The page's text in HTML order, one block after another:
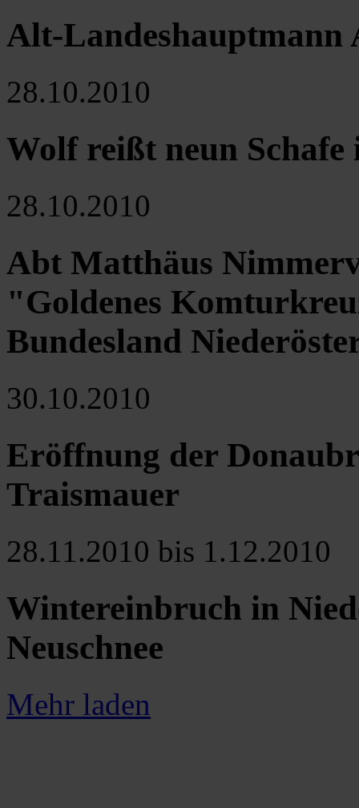
Alt-Landeshauptmann
28.10.2010
Wolf reißt neun Schafe
28.10.2010
Abt Matthäus
"Goldenes
Bundesland
30.10.2010
Eröffnung der
Traismauer
28.11.2010 bis 1.12.2010
Wintereinbruch in
Neuschnee
Mehr laden